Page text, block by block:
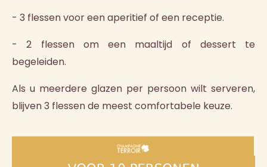
- 3 flessen voor een aperitief of een receptie.
- 2 flessen om een maaltijd of dessert te
begeleiden.
Als u meerdere glazen per persoon wilt serveren,
blijven 3 flessen de meest comfortabele keuze.